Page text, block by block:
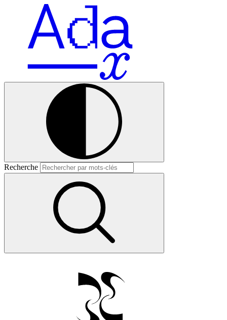
Recherche